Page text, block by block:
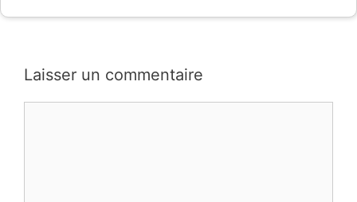
Laisser un commentaire